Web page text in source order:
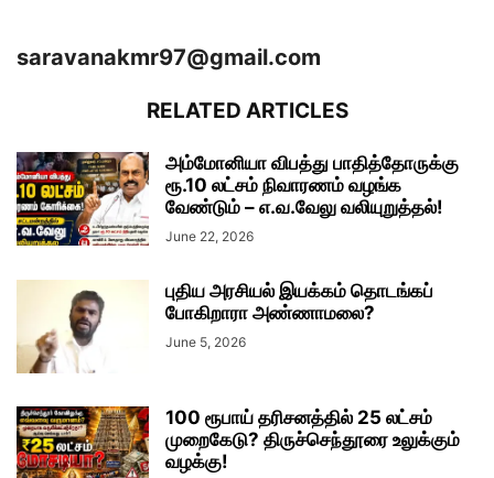
saravanakmr97@gmail.com
RELATED ARTICLES
அம்மோனியா விபத்து பாதித்தோருக்கு
ரூ.10 லட்சம் நிவாரணம் வழங்க
வேண்டும் – எ.வ.வேலு வலியுறுத்தல்!
June 22, 2026
புதிய அரசியல் இயக்கம் தொடங்கப்
போகிறாரா அண்ணாமலை?
June 5, 2026
100 ரூபாய் தரிசனத்தில் 25 லட்சம்
முறைகேடு? திருச்செந்தூரை உலுக்கும்
வழக்கு!